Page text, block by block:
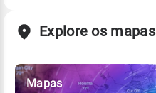
Explore os mapas
Mapas